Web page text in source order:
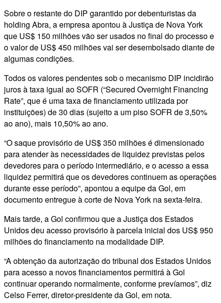
Sobre o restante do DIP garantido por debenturistas da
holding Abra, a empresa apontou à Justiça de Nova York
que US$ 150 milhões vão ser usados no final do processo e
o valor de US$ 450 milhões vai ser desembolsado diante de
algumas condições.
Todos os valores pendentes sob o mecanismo DIP incidirão
juros à taxa igual ao SOFR (“Secured Overnight Financing
Rate”, que é uma taxa de financiamento utilizada por
instituições) de 30 dias (sujeito a um piso SOFR de 3,50%
ao ano), mais 10,50% ao ano.
“O saque provisório de US$ 350 milhões é dimensionado
para atender às necessidades de liquidez previstas pelos
devedores para o período intermediário, e o acesso a essa
liquidez permitirá que os devedores continuem as operações
durante esse período”, apontou a equipe da Gol, em
documento entregue à corte de Nova York na sexta-feira.
Mais tarde, a Gol confirmou que a Justiça dos Estados
Unidos deu acesso provisório à parcela inicial dos US$ 950
milhões do financiamento na modalidade DIP.
“A obtenção da autorização do tribunal dos Estados Unidos
para acesso a novos financiamentos permitirá à Gol
continuar operando normalmente, conforme prevíamos”, diz
Celso Ferrer, diretor-presidente da Gol, em nota.